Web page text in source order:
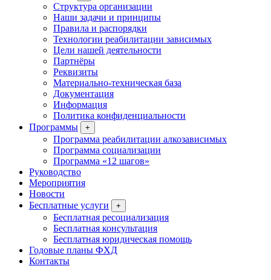
Структура организации
Наши задачи и принципы
Правила и распорядки
Технологии реабилитации зависимых
Цели нашей деятельности
Партнёры
Реквизиты
Материально-техническая база
Документация
Информация
Политика конфиденциальности
Программы
+
Программа реабилитации алкозависимых
Программа социализации
Программа «12 шагов»
Руководство
Мероприятия
Новости
Бесплатные услуги
+
Бесплатная ресоциализация
Бесплатная консультация
Бесплатная юридическая помощь
Годовые планы ФХД
Контакты